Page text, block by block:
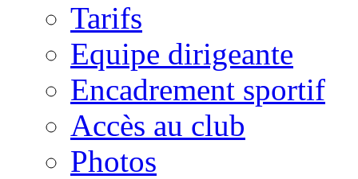
Tarifs
Equipe dirigeante
Encadrement sportif
Accès au club
Photos